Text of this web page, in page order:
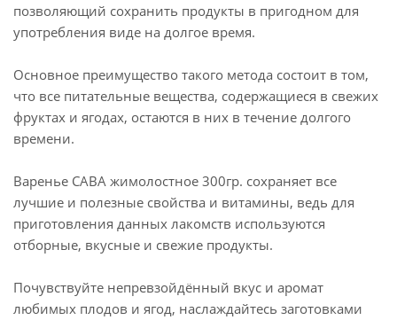
позволяющий сохранить продукты в пригодном для
употребления виде на долгое время.
Основное преимущество такого метода состоит в том,
что все питательные вещества, содержащиеся в свежих
фруктах и ягодах, остаются в них в течение долгого
времени.
Варенье САВА жимолостное 300гр. сохраняет все
лучшие и полезные свойства и витамины, ведь для
приготовления данных лакомств используются
отборные, вкусные и свежие продукты.
Почувствуйте непревзойдённый вкус и аромат
любимых плодов и ягод, наслаждайтесь заготовками